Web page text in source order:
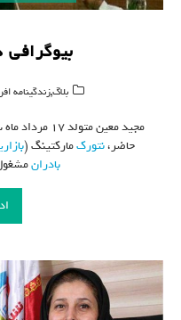
بلاگ,زندگینامه
حاضر،نتورکمارکتینگ (
بادران